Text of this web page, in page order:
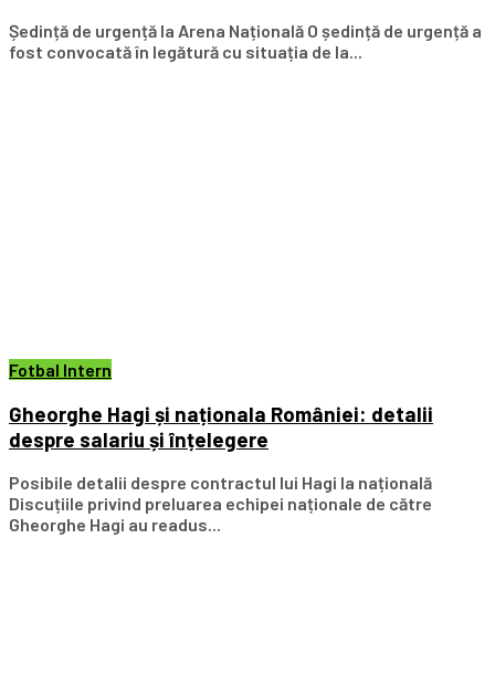
Ședință de urgență la Arena Națională O ședință de urgență a
fost convocată în legătură cu situația de la...
Fotbal Intern
Gheorghe Hagi și naționala României: detalii
despre salariu și înțelegere
Posibile detalii despre contractul lui Hagi la națională
Discuțiile privind preluarea echipei naționale de către
Gheorghe Hagi au readus...